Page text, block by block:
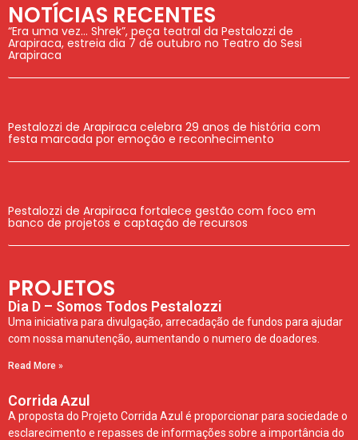
NOTÍCIAS RECENTES
“Era uma vez… Shrek”, peça teatral da Pestalozzi de
Arapiraca, estreia dia 7 de outubro no Teatro do Sesi
Arapiraca
Pestalozzi de Arapiraca celebra 29 anos de história com
festa marcada por emoção e reconhecimento
Pestalozzi de Arapiraca fortalece gestão com foco em
banco de projetos e captação de recursos
PROJETOS
Dia D – Somos Todos Pestalozzi
Uma iniciativa para divulgação, arrecadação de fundos para ajudar
com nossa manutenção, aumentando o numero de doadores.
Read More »
Corrida Azul
A proposta do Projeto Corrida Azul é proporcionar para sociedade o
esclarecimento e repasses de informações sobre a importância do